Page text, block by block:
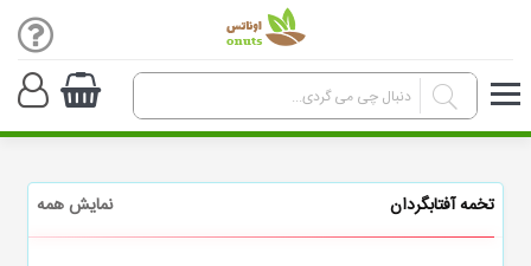
تخمه آفتابگردان نمایش همه